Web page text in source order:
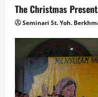
The Christmas Present
Seminari St. Yoh.